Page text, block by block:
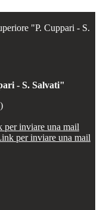
"P. Cuppari - S.
- S. Salvati"
per inviare una mail
per inviare una mail